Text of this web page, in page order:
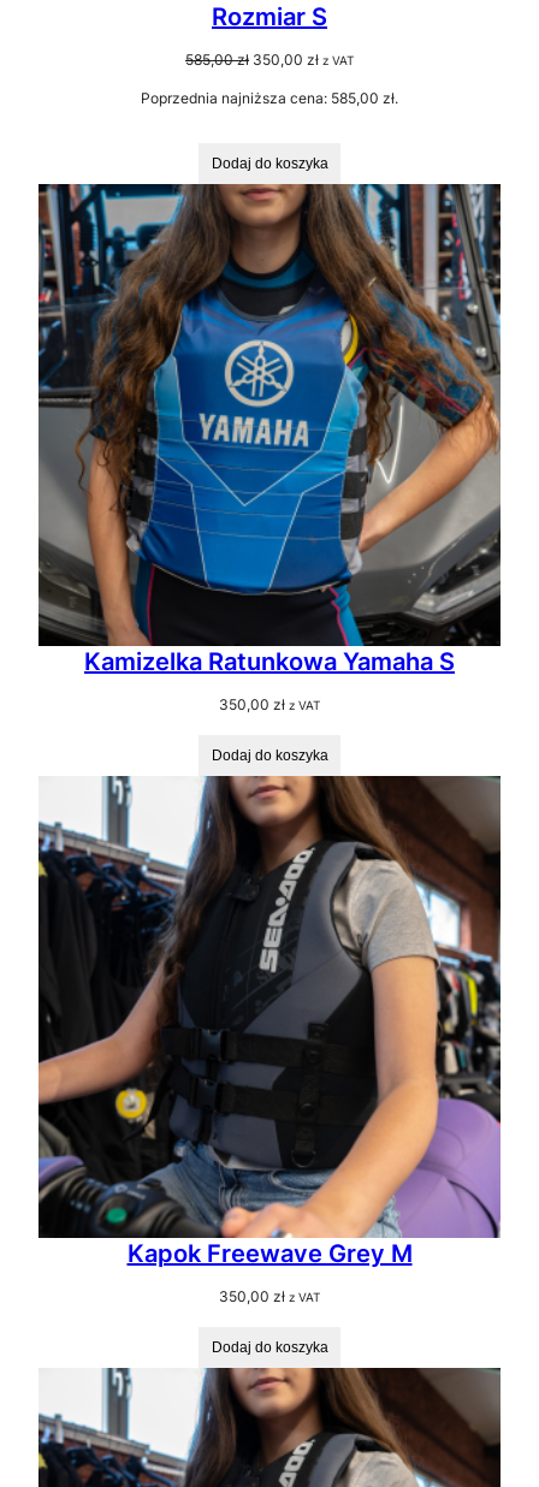
Rozmiar S
585,00zł Pierwotna
wynosiła:
350,00 złAktualna
wynosi:
z VAT
Poprzednia najniższa cena: 585,00 zł.
Dodaj do koszyka
Kamizelka Ratunkowa Yamaha S
350,00 zł z VAT
Dodaj do koszyka
Kapok Freewave Grey M
350,00 zł z VAT
Dodaj do koszyka